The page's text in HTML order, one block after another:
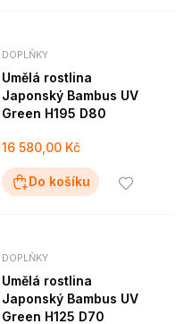
DOPLŇKY
Umělá rostlina
Japonský Bambus UV
Green H195 D80
16 580,00 Kč
Do košíku
DOPLŇKY
Umělá rostlina
Japonský Bambus UV
Green H125 D70